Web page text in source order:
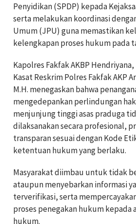
Penyidikan (SPDP) kepada
serta melakukan koordinasi
Umum (JPU) guna memastikan
kelengkapan proses hukum pada
Kapolres Fakfak AKBP Hendriyana,
Kasat Reskrim Polres Fakfak AKP
M.H. menegaskan bahwa
mengedepankan perlindungan
menjunjung tinggi asas praduga
dilaksanakan secara profesional,
transparan sesuai dengan Kode
ketentuan hukum yang berlaku.
Masyarakat diimbau untuk tidak
ataupun menyebarkan informasi
terverifikasi, serta
proses penegakan hukum kepada
hukum.